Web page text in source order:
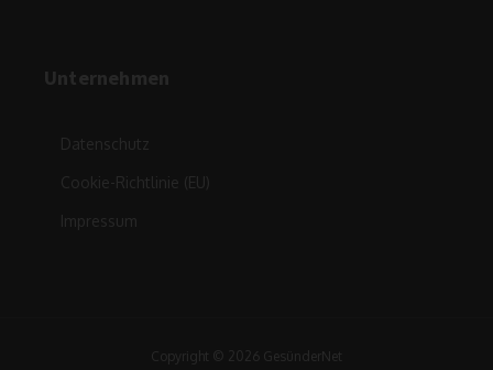
Unternehmen
Datenschutz
Cookie-Richtlinie (EU)
Impressum
Copyright © 2026 GesünderNet